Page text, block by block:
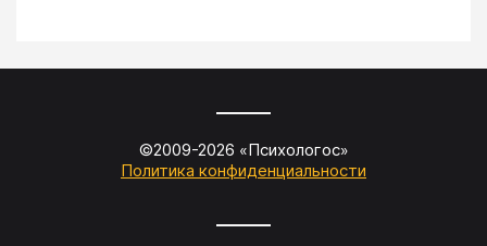
©2009-2026 «Психологос»
Политика конфиденциальности